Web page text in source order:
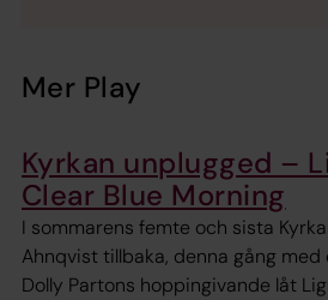
Mer Play
Kyrkan unplugged –
Clear Blue Morning
I sommarens femte och sista
Ahnqvist tillbaka, denna gång
Dolly Partons hoppingivande låt